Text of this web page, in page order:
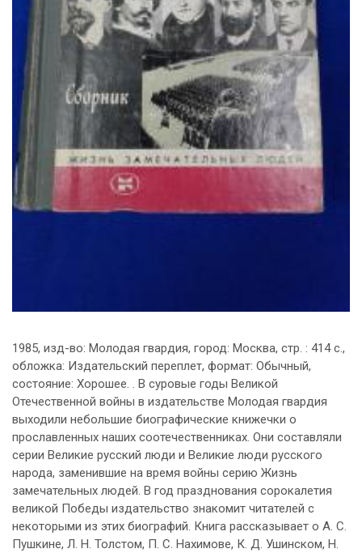
1985, изд-во: Молодая гвардия, город: Москва, стр. : 414 с.,
обложка: Издательский переплет, формат: Обычный,
состояние: Хорошее. . В суровые годы Великой
Отечественной войны в издательстве Молодая гвардия
выходили небольшие биографические книжечки о
прославленных наших соотечественниках. Они составляли
серии Великие русский люди и Великие люди русского
народа, заменившие на время войны серию Жизнь
замечательных людей. В год празднования сорокалетия
великой Победы издательство знакомит читателей с
некоторыми из этих биографий. Книга рассказывает о А. С.
Пушкине, Л. Н. Толстом, П. С. Нахимове, К. Д. Ушинском, Н.